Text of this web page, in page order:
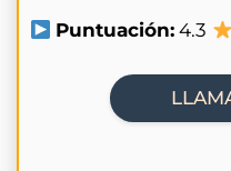
Puntuación: 4.3